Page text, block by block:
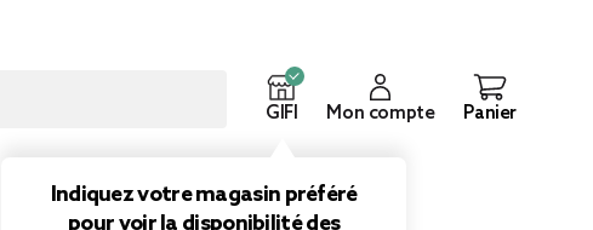
GIFI
Indiquez votre magasin préféré
pour voir la disponibilité des
Mon compte Panier